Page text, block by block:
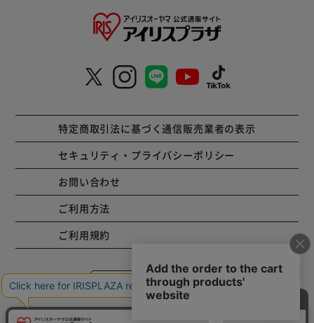
特定商取引法に基づく通信販売業者の表示
セキュリティ・プライバシーポリシー
お問い合わせ
ご利用方法
ご利用規約
コーポレートサイト